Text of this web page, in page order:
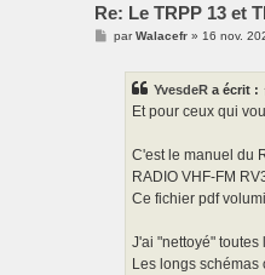
Re: Le TRPP 13 et
MparWalacefr» 16 nov.
YvesdeR a écrit :
Et pour ceux qui
C'est le manuel du
RADIO VHF-FM
Ce fichier pdf
J'ai "nettoyé"
Les longs